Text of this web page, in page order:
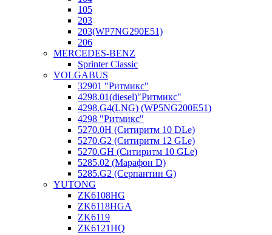
105
203
203(WP7NG290E51)
206
MERCEDES-BENZ
Sprinter Classic
VOLGABUS
32901 "Ритмикc"
4298.01(diesel)"Ритмикс"
4298.G4(LNG) (WP5NG200E51)
4298 "Ритмикс"
5270.0H (Ситиритм 10 DLe)
5270.G2 (Ситиритм 12 GLe)
5270.GH (Ситиритм 10 GLe)
5285.02 (Марафон D)
5285.G2 (Серпантин G)
YUTONG
ZK6108HG
ZK6118HGA
ZK6119
ZK6121HQ